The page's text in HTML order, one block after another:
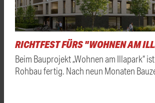
RICHTFEST FÜRS "WOHNEN AM
Beim Bauprojekt „Wohnen am Illapark“
Rohbau fertig. Nach neun Monaten